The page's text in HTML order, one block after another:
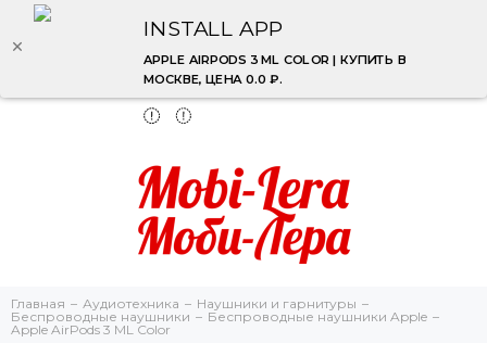
INSTALL APP
APPLE AIRPODS 3 ML COLOR | КУПИТЬ В
МОСКВЕ, ЦЕНА 0.0 ₽.
Главная Аудиотехника
Наушники и гарнитуры
Беспроводные наушники
Беспроводные наушники Apple
Apple AirPods 3 ML Color